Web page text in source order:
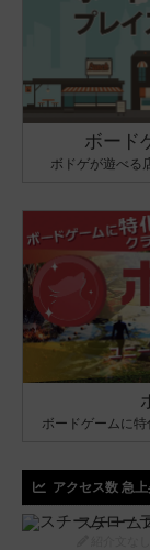
ボード
ボドゲが遊べる
ボードゲームに
アクセス数 急上
スチーム